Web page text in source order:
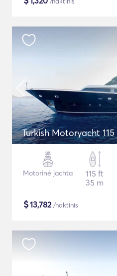
Turkish Motoryacht
Motorinė jachta
115 ft
35 m
$13,782/naktinis